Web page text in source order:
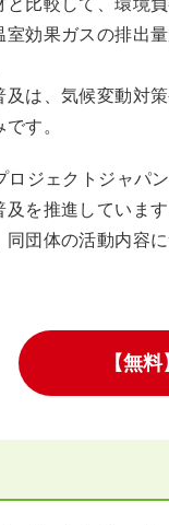
室効果ガスの排出
及は、気候変動対
す。
ロジェクトジャパ
を推進しています
団体の活動内容
【無